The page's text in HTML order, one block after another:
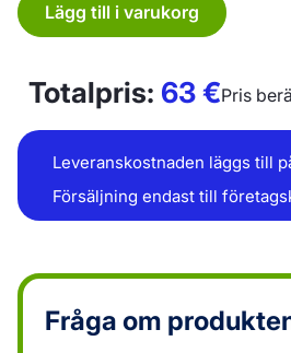
Lägg till i varukorg
Totalpris: 63€Pris
Leveranskostnaden läggs till
Försäljning endast till
Fråga om